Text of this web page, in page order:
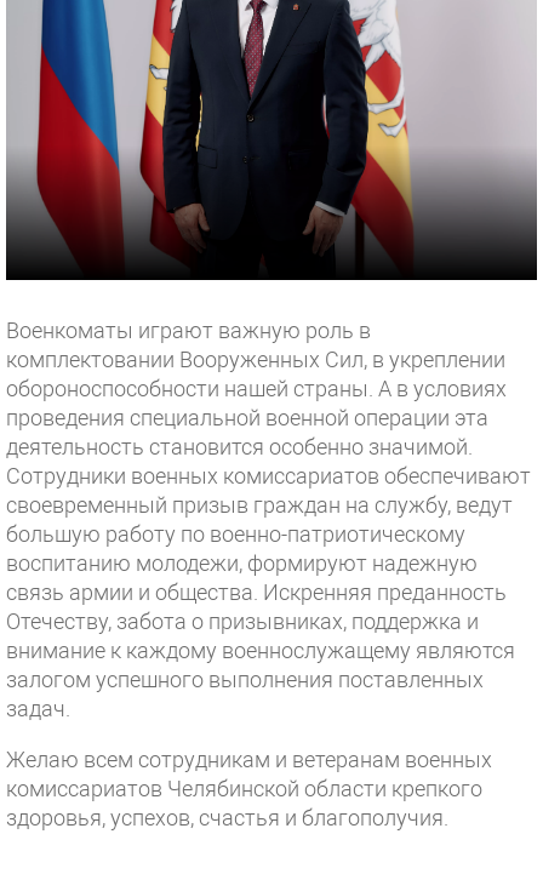
Военкоматы играют важную роль в
комплектовании Вооруженных Сил, в укреплении
обороноспособности нашей страны. А в условиях
проведения специальной военной операции эта
деятельность становится особенно значимой.
Сотрудники военных комиссариатов обеспечивают
своевременный призыв граждан на службу, ведут
большую работу по военно-патриотическому
воспитанию молодежи, формируют надежную
связь армии и общества. Искренняя преданность
Отечеству, забота о призывниках, поддержка и
внимание к каждому военнослужащему являются
залогом успешного выполнения поставленных
задач.
Желаю всем сотрудникам и ветеранам военных
комиссариатов Челябинской области крепкого
здоровья, успехов, счастья и благополучия.